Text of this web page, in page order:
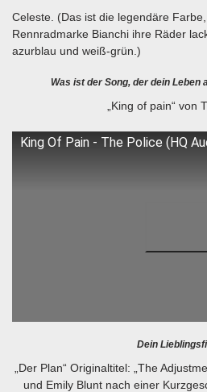
Celeste. (Das ist die legendäre
Rennradmarke Bianchi ihre Räder
azurblau und weiß-grün.)
Was ist der Song, der dein
„King of pain“ von
King Of Pain - The Police (HQ
Dein
„Der Plan“ Originaltitel: „The
und Emily Blunt nach einer